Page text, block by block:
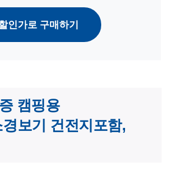
인가로 구매하기
캠핑용
보기 건전지포함,